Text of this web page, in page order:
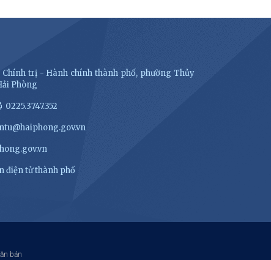
trị - Hành chính thành phố, phường Thủy
Phòng
0225.3747.352
điện tử thành phố
bản